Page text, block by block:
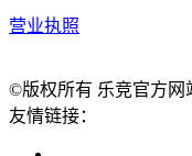
营业执照
©版权所有 乐竞官方网
友情链接：